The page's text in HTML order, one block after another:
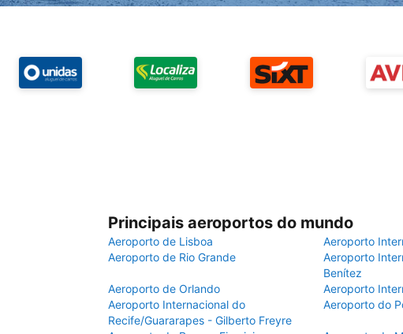
Principais aeroportos do mundo
Aeroporto de Lisboa
Aeroporto
Aeroporto de Rio Grande
Aeroporto
Benítez
Aeroporto de Orlando
Aeroporto
Aeroporto Internacional do
Recife/Guararapes - Gilberto Freyre
Aeroporto do